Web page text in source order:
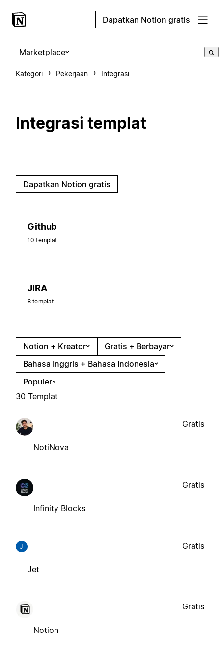
Dapatkan Notion gratis
Marketplace
Kategori Pekerjaan Integrasi
Integrasi templat
Dapatkan Notion gratis
Github
10 templat
JIRA
8 templat
Notion + Kreator
Gratis + Berbayar
Bahasa Inggris + Bahasa Indonesia
Populer
30 Templat
NotiNova
Gratis
Infinity Blocks
Gratis
J
Jet
Gratis
Notion
Gratis